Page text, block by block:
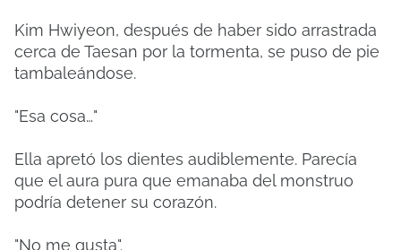
Kim Hwiyeon, después de haber sido arrastrada
cerca de Taesan por la tormenta, se puso de pie
tambaleándose.
"Esa cosa…"
Ella apretó los dientes audiblemente. Parecía
que el aura pura que emanaba del monstruo
podría detener su corazón.
"No me gusta".